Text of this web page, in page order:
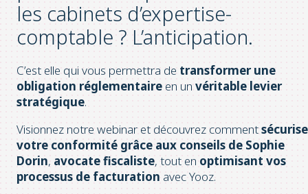
les cabinets d’expertise-
comptable ? L’anticipation.
C’est elle qui vous permettra de transformer une
obligation réglementaire en un véritable levier
stratégique.
Visionnez notre webinar et découvrez comment
votre conformité grâce aux conseils de Sophie
Dorin, avocate fiscaliste, tout en optimisant vos
processus de facturation avec Yooz.